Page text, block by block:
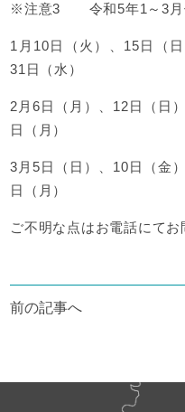
※注意3 令和5年1～3月
1月10日（火）、15日（
31日（水）
2月6日（月）、12日（日
日（月）
3月5日（日）、10日（金
日（月）
ご不明な点はお電話にてお
投
稿
前の記事へ